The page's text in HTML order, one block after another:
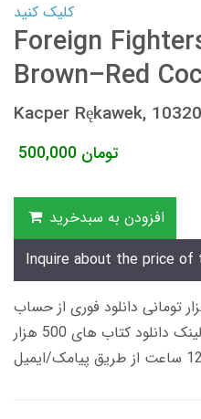
کلیک کنید
Foreign
Brown–Red
Kacper Rękawek,
500,000 تومان
افزودن به سبدخرید
Inquire about the price of
تحویل کتاب های 600 هزار تومانی دانلود فوری از حساب
کاربری می باشد، و زمان تحویل لینک دانلود کتاب های 500 هزار